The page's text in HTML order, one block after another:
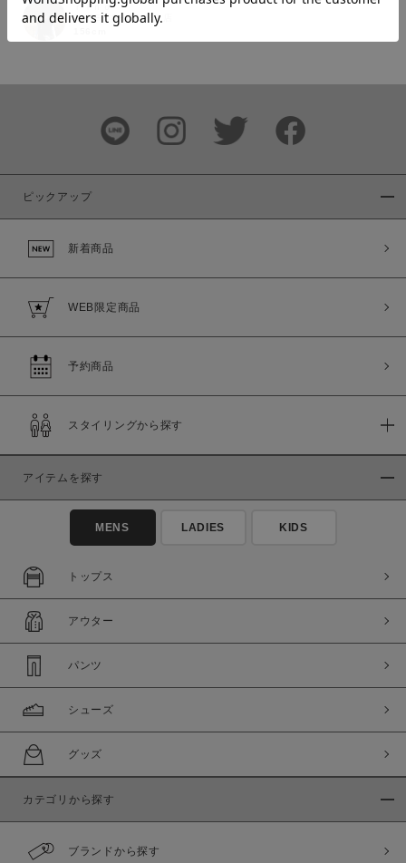
在庫
ｒｉｎｏ
SUPER SHOP 松江店
ピックアップ
新着商品
WEB限定商品
予約商品
スタイリングから探す
アイテムを探す
MENS LADIES KIDS
トップス
アウター
パンツ
シューズ
グッズ
カテゴリから探す
ブランドから探す